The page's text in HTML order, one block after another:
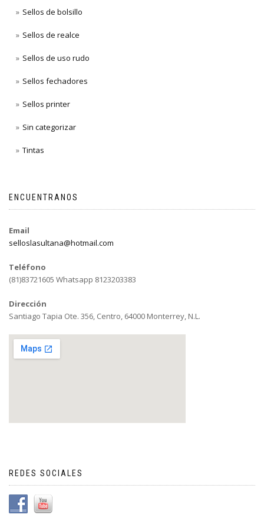
Sellos de bolsillo
Sellos de realce
Sellos de uso rudo
Sellos fechadores
Sellos printer
Sin categorizar
Tintas
ENCUENTRANOS
Email
selloslasultana@hotmail.com
Teléfono
(81)83721605 Whatsapp 8123203383
Dirección
Santiago Tapia Ote. 356, Centro, 64000 Monterrey, N.L.
REDES SOCIALES